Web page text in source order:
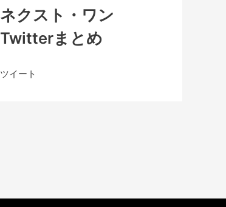
ネクスト・ワン
Twitterまとめ
ツイート